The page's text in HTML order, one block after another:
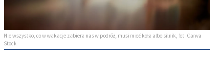
Nie wszystko, co w wakacje zabiera nas w podróż, musi mieć koła albo silnik, fot. Canva
Stock